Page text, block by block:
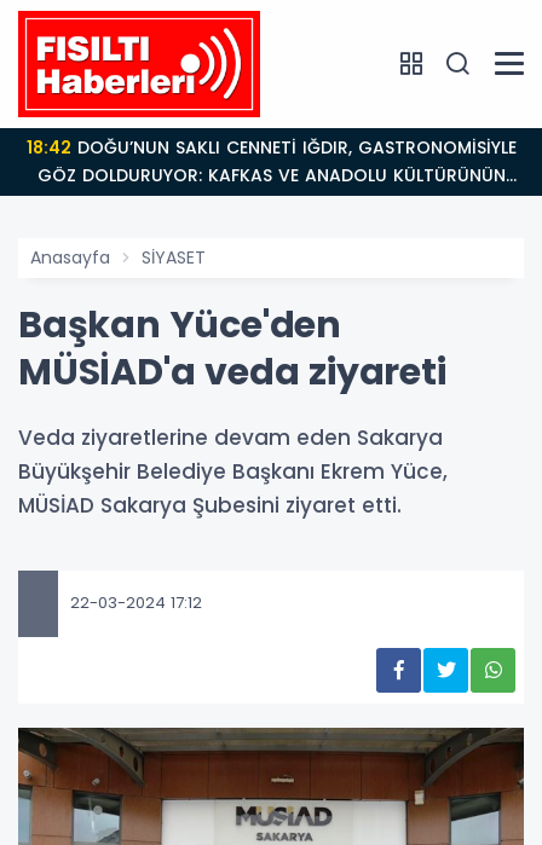
18:42
GÖZ DOLDURUYOR: KAFKAS VE ANADOLU KÜLTÜRÜNÜN
BULUŞMA NOKTASI
Anasayfa SİYASET
Başkan Yüce'den
MÜSİAD'a veda ziyareti
Veda ziyaretlerine devam eden Sakarya
Büyükşehir Belediye Başkanı Ekrem Yüce,
MÜSİAD Sakarya Şubesini ziyaret etti.
22-03-2024 17:12